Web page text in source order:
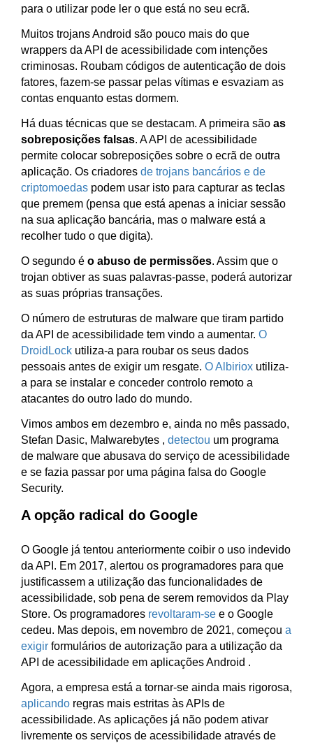
para o utilizar pode ler o que está no seu ecrã.
Muitos trojans Android são pouco mais do que
wrappers da API de acessibilidade com intenções
criminosas. Roubam códigos de autenticação de dois
fatores, fazem-se passar pelas vítimas e esvaziam as
contas enquanto estas dormem.
Há duas técnicas que se destacam. A primeira são as
sobreposições falsas. A API de acessibilidade
permite colocar sobreposições sobre o ecrã de outra
aplicação. Os criadores de trojans bancários e de
criptomoedas podem usar isto para capturar as teclas
que premem (pensa que está apenas a iniciar sessão
na sua aplicação bancária, mas o malware está a
recolher tudo o que digita).
O segundo é o abuso de permissões. Assim que o
trojan obtiver as suas palavras-passe, poderá autorizar
as suas próprias transações.
O número de estruturas de malware que tiram partido
da API de acessibilidade tem vindo a aumentar. O
DroidLock utiliza-a para roubar os seus dados
pessoais antes de exigir um resgate. O Albiriox utiliza-
a para se instalar e conceder controlo remoto a
atacantes do outro lado do mundo.
Vimos ambos em dezembro e, ainda no mês passado,
Stefan Dasic, Malwarebytes , detectou um programa
de malware que abusava do serviço de acessibilidade
e se fazia passar por uma página falsa do Google
Security.
A opção radical do Google
O Google já tentou anteriormente coibir o uso indevido
da API. Em 2017, alertou os programadores para que
justificassem a utilização das funcionalidades de
acessibilidade, sob pena de serem removidos da Play
Store. Os programadores revoltaram-se e o Google
cedeu. Mas depois, em novembro de 2021, começou a
exigir formulários de autorização para a utilização da
API de acessibilidade em aplicações Android .
Agora, a empresa está a tornar-se ainda mais rigorosa,
aplicando regras mais estritas às APIs de
acessibilidade. As aplicações já não podem ativar
livremente os serviços de acessibilidade através de